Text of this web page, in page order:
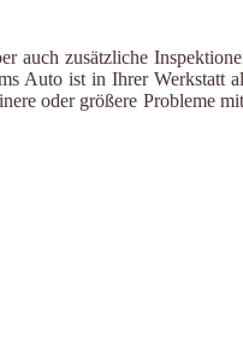
auch zusätzliche
Auto ist in Ihrer Werkstatt
oder größere Probleme